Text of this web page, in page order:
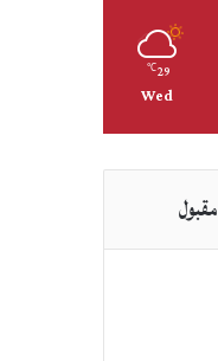
29
℃
Wed
مقبول